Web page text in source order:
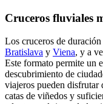
Cruceros fluviales
Los cruceros de
Bratislava y Viena, y a
Este formato permite un
descubrimiento de
viajeros pueden disfrutar
catas de viñedos y